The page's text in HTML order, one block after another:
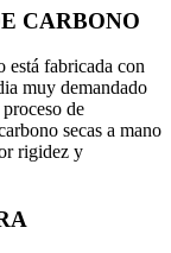
CARBONO
está fabricada con
muy demandado
de
secas a mano
rigidez y